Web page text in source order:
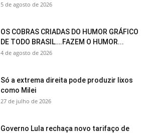
5 de agosto de 2026
OS COBRAS CRIADAS DO HUMOR GRÁFICO
DE TODO BRASIL….FAZEM O HUMOR...
4 de agosto de 2026
Só a extrema direita pode produzir lixos
como Milei
27 de julho de 2026
Governo Lula rechaça novo tarifaço de